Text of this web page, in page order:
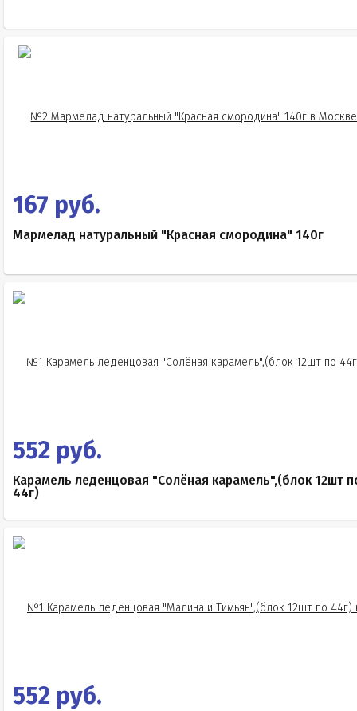
167 руб.
Мармелад натуральный "Красная смородина" 140г
552 руб.
Карамель леденцовая "Солёная карамель",(блок 12шт
44г)
552 руб.